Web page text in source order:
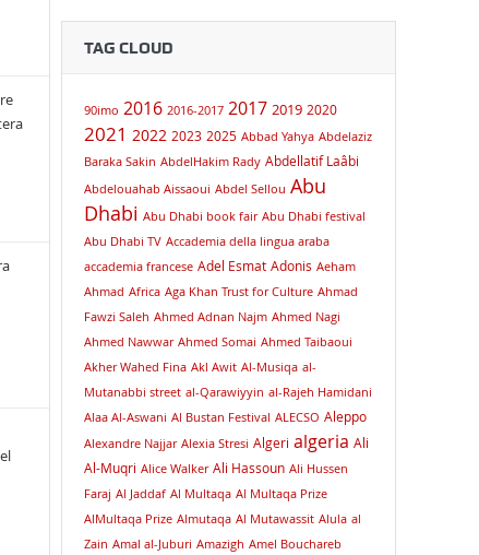
TAG CLOUD
90imo 2016 2016-2017 2017 2019 2020
2021 2022 2023 2025 Abbad Yahya Abdelaziz
Baraka Sakin AbdelHakim Rady Abdellatif Laâbi
Abdelouahab Aissaoui Abdel Sellou Abu
Dhabi Abu Dhabi book fair Abu Dhabi festival
Abu Dhabi TV Accademia della lingua araba
accademia francese Adel Esmat Adonis Aeham
Ahmad Africa Aga Khan Trust for Culture Ahmad
Fawzi Saleh Ahmed Adnan Najm Ahmed Nagi
Ahmed Nawwar Ahmed Somai Ahmed Taibaoui
Akher Wahed Fina Akl Awit Al-Musiqa al-
Mutanabbi street al-Qarawiyyin al-Rajeh Hamidani
Alaa Al-Aswani Al Bustan Festival ALECSO Aleppo
Alexandre Najjar Alexia Stresi Algeri algeria Ali
Al-Muqri Alice Walker Ali Hassoun Ali Hussen
Faraj Al Jaddaf Al Multaqa Al Multaqa Prize
AlMultaqa Prize Almutaqa Al Mutawassit Alula al
Zain Amal al-Juburi Amazigh Amel Bouchareb